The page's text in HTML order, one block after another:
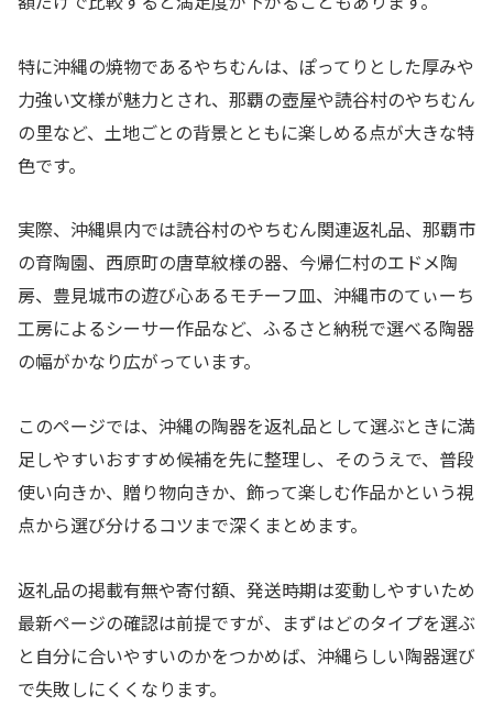
特に沖縄の焼物であるやちむんは、ぽってりとした厚みや
力強い文様が魅力とされ、那覇の壺屋や読谷村のやちむん
の里など、土地ごとの背景とともに楽しめる点が大きな特
色です。
実際、沖縄県内では読谷村のやちむん関連返礼品、那覇市
の育陶園、西原町の唐草紋様の器、今帰仁村のエドメ陶
房、豊見城市の遊び心あるモチーフ皿、沖縄市のてぃーち
工房によるシーサー作品など、ふるさと納税で選べる陶器
の幅がかなり広がっています。
このページでは、沖縄の陶器を返礼品として選ぶときに満
足しやすいおすすめ候補を先に整理し、そのうえで、普段
使い向きか、贈り物向きか、飾って楽しむ作品かという視
点から選び分けるコツまで深くまとめます。
返礼品の掲載有無や寄付額、発送時期は変動しやすいため
最新ページの確認は前提ですが、まずはどのタイプを選ぶ
と自分に合いやすいのかをつかめば、沖縄らしい陶器選び
で失敗しにくくなります。